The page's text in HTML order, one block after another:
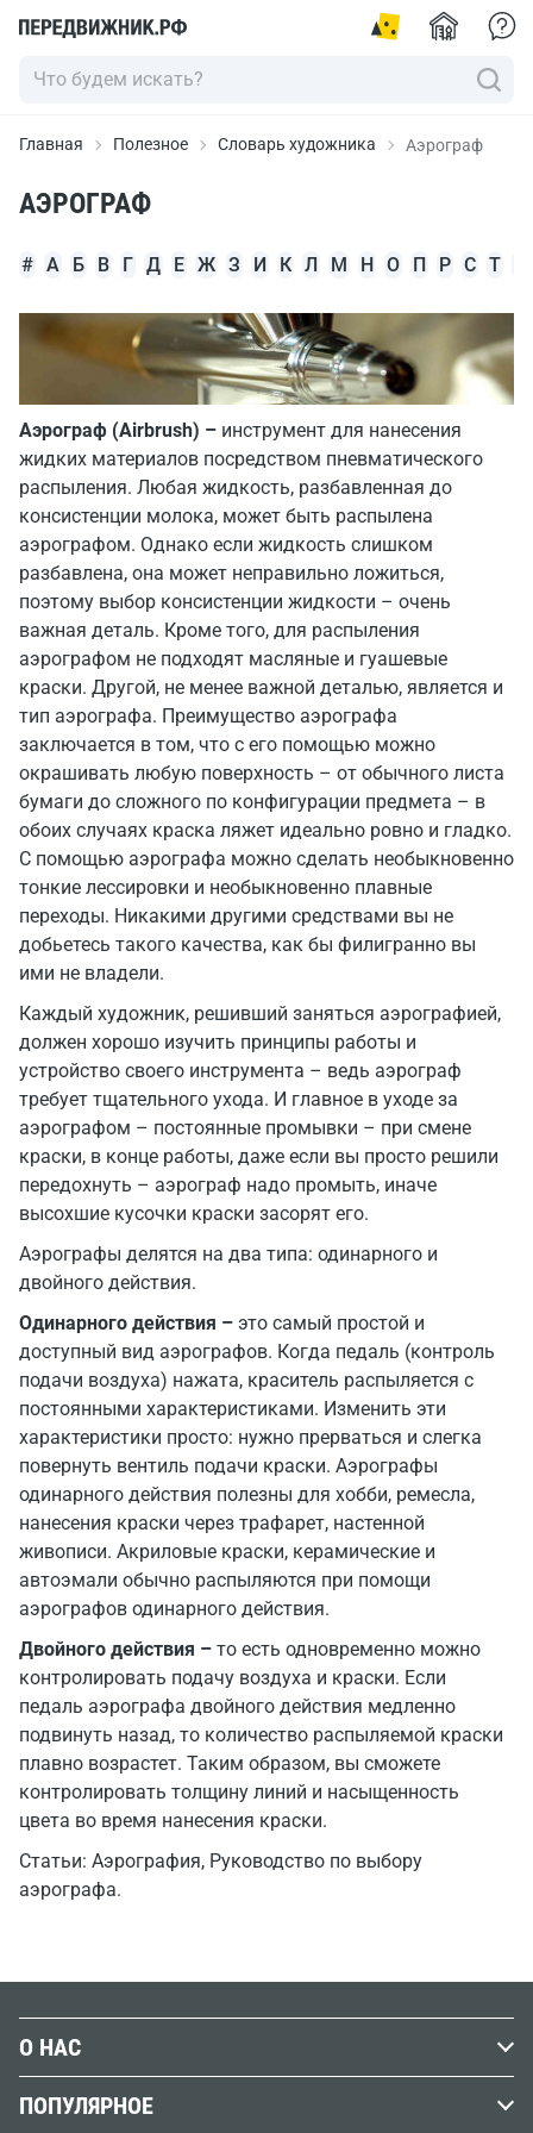
Главная Полезное Словарь художника Аэрограф
АЭРОГРАФ
# А Б В Г Д Е Ж З И К Л М Н О П Р С Т
Аэрограф (Airbrush) – инструмент для нанесения
жидких материалов посредством пневматического
распыления. Любая жидкость, разбавленная до
консистенции молока, может быть распылена
аэрографом. Однако если жидкость слишком
разбавлена, она может неправильно ложиться,
поэтому выбор консистенции жидкости – очень
важная деталь. Кроме того, для распыления
аэрографом не подходят масляные и гуашевые
краски. Другой, не менее важной деталью, является и
тип аэрографа. Преимущество аэрографа
заключается в том, что с его помощью можно
окрашивать любую поверхность – от обычного листа
бумаги до сложного по конфигурации предмета – в
обоих случаях краска ляжет идеально ровно и гладко.
С помощью аэрографа можно сделать необыкновенно
тонкие лессировки и необыкновенно плавные
переходы. Никакими другими средствами вы не
добьетесь такого качества, как бы филигранно вы
ими не владели.
Каждый художник, решивший заняться аэрографией,
должен хорошо изучить принципы работы и
устройство своего инструмента – ведь аэрограф
требует тщательного ухода. И главное в уходе за
аэрографом – постоянные промывки – при смене
краски, в конце работы, даже если вы просто решили
передохнуть – аэрограф надо промыть, иначе
высохшие кусочки краски засорят его.
Аэрографы делятся на два типа: одинарного и
двойного действия.
Одинарного действия – это самый простой и
доступный вид аэрографов. Когда педаль (контроль
подачи воздуха) нажата, краситель распыляется с
постоянными характеристиками. Изменить эти
характеристики просто: нужно прерваться и слегка
повернуть вентиль подачи краски. Аэрографы
одинарного действия полезны для хобби, ремесла,
нанесения краски через трафарет, настенной
живописи. Акриловые краски, керамические и
автоэмали обычно распыляются при помощи
аэрографов одинарного действия.
Двойного действия – то есть одновременно можно
контролировать подачу воздуха и краски. Если
педаль аэрографа двойного действия медленно
подвинуть назад, то количество распыляемой краски
плавно возрастет. Таким образом, вы сможете
контролировать толщину линий и насыщенность
цвета во время нанесения краски.
Статьи: Аэрография, Руководство по выбору
аэрографа.
О НАС
ПОПУЛЯРНОЕ